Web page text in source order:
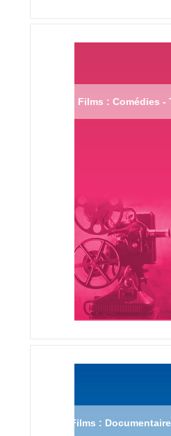
Films : Comédies -
Films :